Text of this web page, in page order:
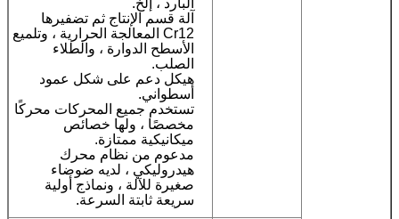
آلة قسم الإنتاج ثم تضفيرها
Cr12 المعالجة الحرارية ، وتلميع
الأسطح الدوارة ، والطلاء
هيكل دعم على شكل عمود
أسطواني.
تستخدم جميع المحركات محركًا
مخصصًا ، ولها خصائص
ميكانيكية ممتازة.
مدعوم من نظام محرك
هيدروليكي ، لديه ضوضاء
صغيرة للآلة ، ونماذج أولية
سريعة ثابتة السرعة.